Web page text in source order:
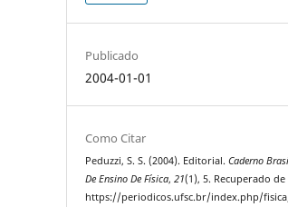
Publicado
2004-01-01
Como Citar
Peduzzi, S. S. (2004). Editorial.Caderno
De Ensino De Física,21(1), 5. Recuperado de
https://periodicos.ufsc.br/index.php/